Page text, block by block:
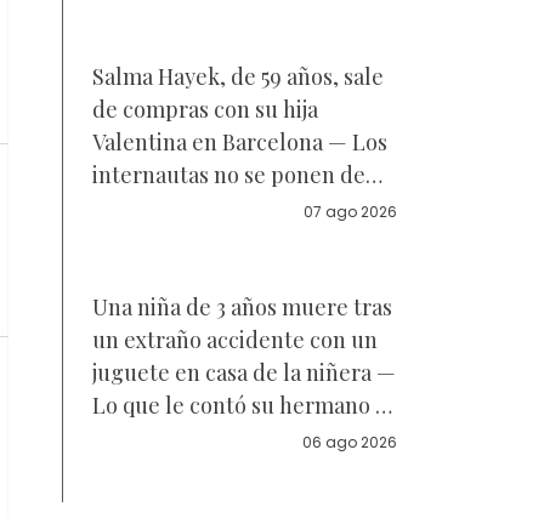
Salma Hayek, de 59 años, sale
de compras con su hija
Valentina en Barcelona — Los
internautas no se ponen de
acuerdo sobre a quién se07 ago 2026
Una niña de 3 años muere tras
un extraño accidente con un
juguete en casa de la niñera —
Lo que le contó su hermano a
06 ago 2026